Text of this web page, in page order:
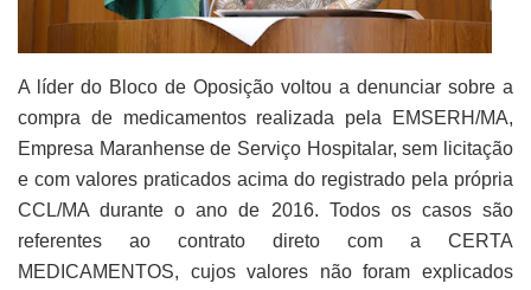
A líder do Bloco de Oposição voltou a denunciar sobre a
compra de medicamentos realizada pela EMSERH/MA,
Empresa Maranhense de Serviço Hospitalar, sem licitação
e com valores praticados acima do registrado pela própria
CCL/MA durante o ano de 2016. Todos os casos são
referentes ao contrato direto com a CERTA
MEDICAMENTOS, cujos valores não foram explicados